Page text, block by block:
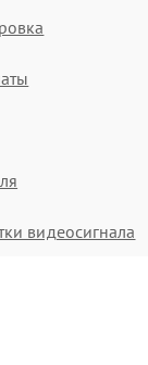
видеосигнала